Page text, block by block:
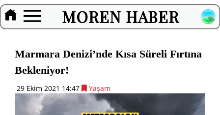
MOREN HABER
Marmara Denizi’nde Kısa Süreli Fırtına
Bekleniyor!
29 Ekim 2021 14:47 Yaşam